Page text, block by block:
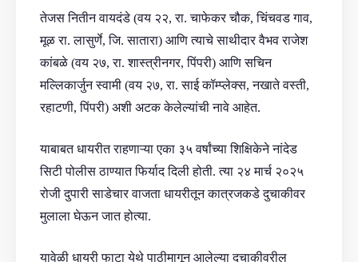
तेजस नितीन वायदंडे (वय २२, रा. चाफेकर चौक, चिंचवड गाव,
मूळ रा. लासुर्णे, जि. सातारा) आणि त्याचे साथीदार वैभव राजेश
कांबळे (वय २७, रा. शास्त्रीनगर, पिंपरी) आणि सचिन
मल्लिकार्जुन स्वामी (वय २७, रा. साई कॉम्प्लेक्स, नखाते वस्ती,
रहाटणी, पिंपरी) अशी अटक केलेल्यांची नावे आहेत.
याबाबत धायरीत राहणाऱ्या एका ३५ वर्षांच्या शिक्षिकेने नांदेड
सिटी पोलीस ठाण्यात फिर्याद दिली होती. त्या २४ मार्च २०२५
रोजी दुपारी साडेचार वाजता धायरीतून कात्रजकडे दुचाकीवर
मुलाला घेऊन जात होत्या.
यावेळी धायरी फाटा येथे पाठीमागून आलेल्या दुचाकीवरील